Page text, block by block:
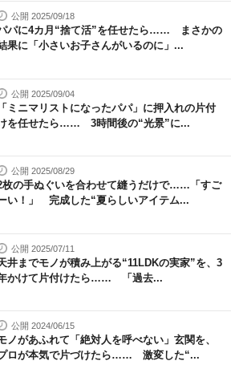
公開 2025/09/18
パに4カ月“捨て活”を任せたら…… まさかの
果に「小さいお子さんがいるのに」...
公開 2025/09/04
「ミニマリストになったパパ」に押入れの片付
を任せたら…… 3時間後の“光景”に...
公開 2025/08/29
枚の手ぬぐいを合わせて縫うだけで……「すご
い！」 完成した“夏らしいアイテム...
公開 2025/07/11
井までモノが積み上がる“11LDKの実家”を、3
かけて片付けたら…… 「過去...
公開 2024/06/15
ノがあふれて「絶対人を呼べない」玄関を、
ロが本気で片づけたら…… 激変した“...